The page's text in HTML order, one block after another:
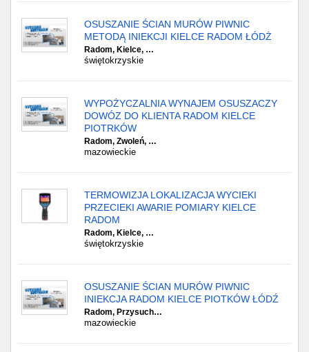
OSUSZANIE ŚCIAN MURÓW PIWNIC
METODĄ INIEKCJI KIELCE RADOM ŁÓDŻ
Radom, Kielce, …
świętokrzyskie
WYPOŻYCZALNIA WYNAJEM OSUSZACZY
DOWÓZ DO KLIENTA RADOM KIELCE
PIOTRKÓW
Radom, Zwoleń, …
mazowieckie
TERMOWIZJA LOKALIZACJA WYCIEKI
PRZECIEKI AWARIE POMIARY KIELCE
RADOM
Radom, Kielce, …
świętokrzyskie
OSUSZANIE ŚCIAN MURÓW PIWNIC
INIEKCJA RADOM KIELCE PIOTKÓW ŁÓDŹ
Radom, Przysuch…
mazowieckie